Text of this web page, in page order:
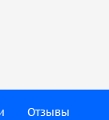
Отзывы